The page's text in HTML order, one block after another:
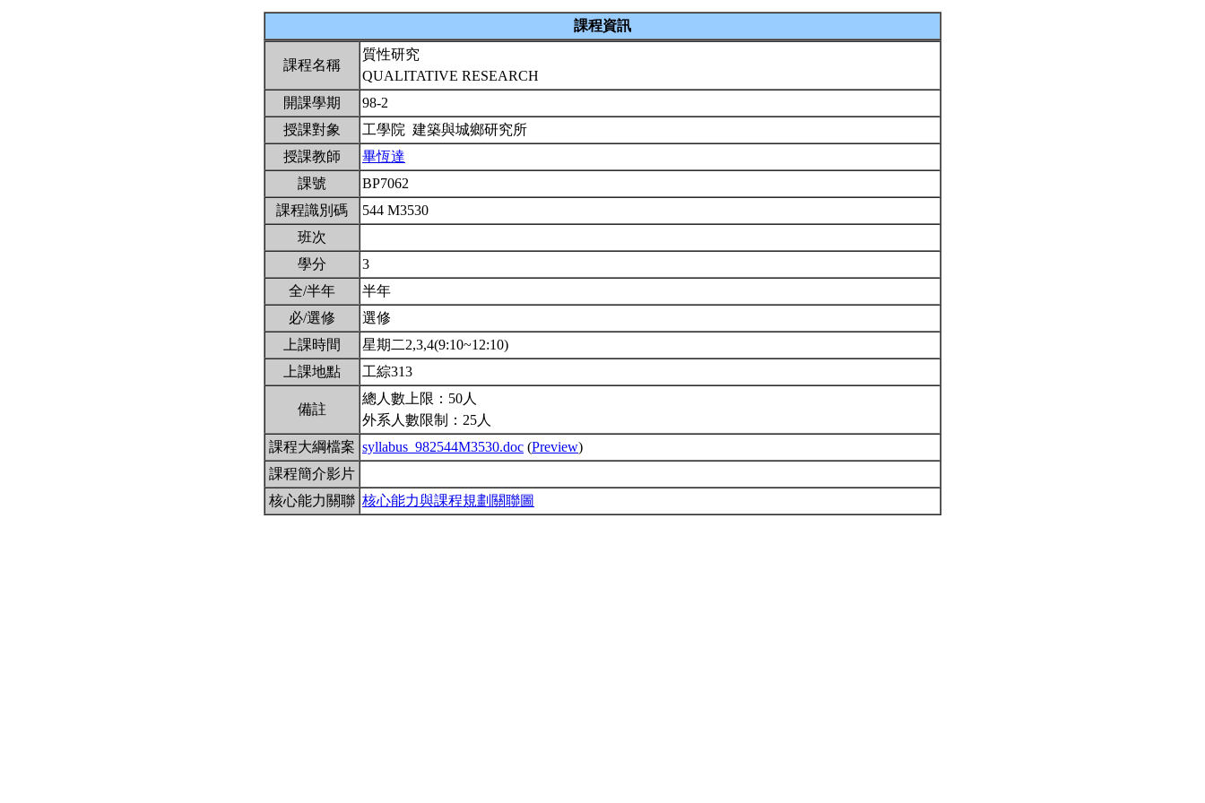
課程資訊
課程名稱
質性研究
QUALITATIVE RESEARCH
開課學期
98-2
授課對象
工學院 建築與城鄉研究所
授課教師
畢恆達
課號
BP7062
課程識別碼
544 M3530
班次
學分
3
全/半年
半年
必/選修
選修
上課時間
星期二2,3,4(9:10~12:10)
上課地點
工綜313
備註
總人數上限：50人
外系人數限制：25人
課程大綱檔案 syllabus_982544M3530.doc (Preview)
課程簡介影片
核心能力關聯 核心能力與課程規劃關聯圖